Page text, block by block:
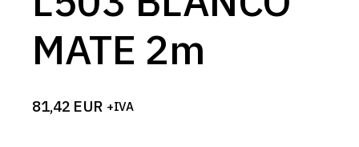
MATE 2m
81,42 EUR +IVA